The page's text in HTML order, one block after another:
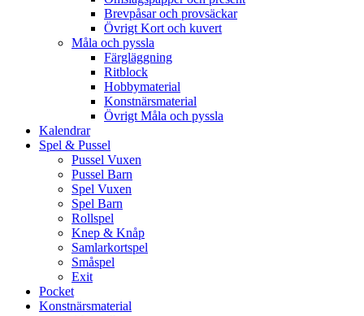
Brevpåsar och provsäckar
Övrigt Kort och kuvert
Måla och pyssla
Färgläggning
Ritblock
Hobbymaterial
Konstnärsmaterial
Övrigt Måla och pyssla
Kalendrar
Spel & Pussel
Pussel Vuxen
Pussel Barn
Spel Vuxen
Spel Barn
Rollspel
Knep & Knåp
Samlarkortspel
Småspel
Exit
Pocket
Konstnärsmaterial